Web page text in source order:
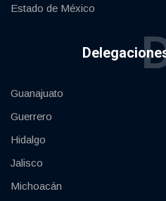
Estado de México
Guanajuato
Guerrero
Hidalgo
Jalisco
Michoacán